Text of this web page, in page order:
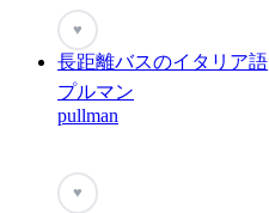
♥
長距離バスのイタリア語
プルマン
pullman
♥